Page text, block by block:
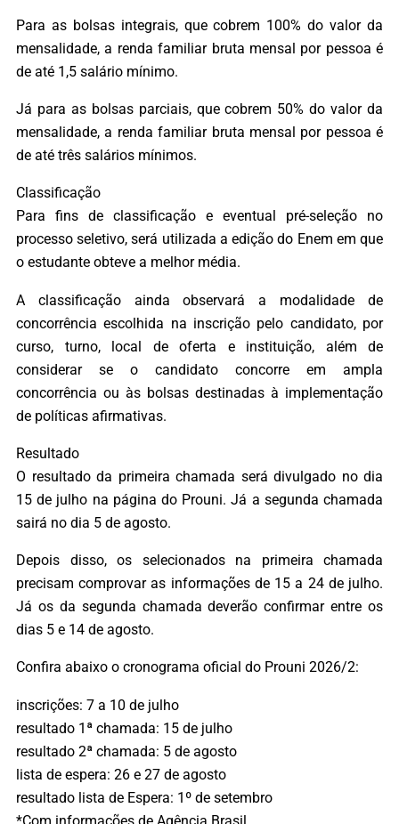
Para as bolsas integrais, que cobrem 100% do valor da
mensalidade, a renda familiar bruta mensal por pessoa é
de até 1,5 salário mínimo.
Já para as bolsas parciais, que cobrem 50% do valor da
mensalidade, a renda familiar bruta mensal por pessoa é
de até três salários mínimos.
Classificação
Para fins de classificação e eventual pré-seleção no
processo seletivo, será utilizada a edição do Enem em que
o estudante obteve a melhor média.
A classificação ainda observará a modalidade de
concorrência escolhida na inscrição pelo candidato, por
curso, turno, local de oferta e instituição, além de
considerar se o candidato concorre em ampla
concorrência ou às bolsas destinadas à implementação
de políticas afirmativas.
Resultado
O resultado da primeira chamada será divulgado no dia
15 de julho na página do Prouni. Já a segunda chamada
sairá no dia 5 de agosto.
Depois disso, os selecionados na primeira chamada
precisam comprovar as informações de 15 a 24 de julho.
Já os da segunda chamada deverão confirmar entre os
dias 5 e 14 de agosto.
Confira abaixo o cronograma oficial do Prouni 2026/2:
inscrições: 7 a 10 de julho
resultado 1ª chamada: 15 de julho
resultado 2ª chamada: 5 de agosto
lista de espera: 26 e 27 de agosto
resultado lista de Espera: 1º de setembro